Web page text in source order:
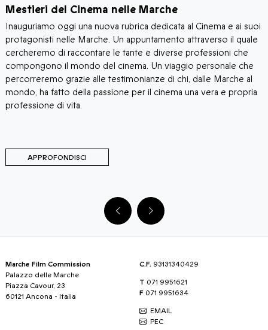
Mestieri del Cinema nelle Marche
Inauguriamo oggi una nuova rubrica dedicata al Cinema e ai suoi
protagonisti nelle Marche. Un appuntamento attraverso il quale
cercheremo di raccontare le tante e diverse professioni che
compongono il mondo del cinema. Un viaggio personale che
percorreremo grazie alle testimonianze di chi, dalle Marche al
mondo, ha fatto della passione per il cinema una vera e propria
professione di vita.
APPROFONDISCI
Marche Film Commission
Palazzo delle Marche
Piazza Cavour, 23
60121 Ancona - Italia
C.F. 93131340429
T 071 9951621
F 071 9951634
EMAIL
PEC